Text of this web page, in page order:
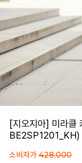
[지오지아] 미라
BE2SP1201_KH)
소비자가428,000